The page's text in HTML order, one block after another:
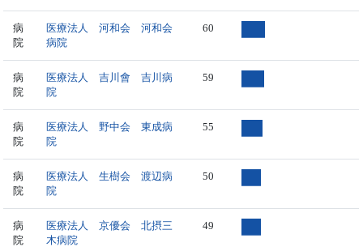
病
院
医療法人 河和会 河和会
病院
60
病
院
医療法人 吉川會 吉川病
院
59
病
院
医療法人 野中会 東成病
院
55
病
院
医療法人 生樹会 渡辺病
院
50
病
院
医療法人 京優会 北摂三
木病院
49